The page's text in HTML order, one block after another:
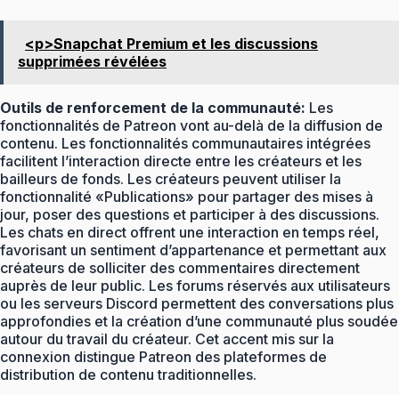
<p>Snapchat Premium et les discussions
supprimées révélées
Outils de renforcement de la communauté: Les
fonctionnalités de Patreon vont au-delà de la diffusion de
contenu. Les fonctionnalités communautaires intégrées
facilitent l’interaction directe entre les créateurs et les
bailleurs de fonds. Les créateurs peuvent utiliser la
fonctionnalité «Publications» pour partager des mises à
jour, poser des questions et participer à des discussions.
Les chats en direct offrent une interaction en temps réel,
favorisant un sentiment d’appartenance et permettant aux
créateurs de solliciter des commentaires directement
auprès de leur public. Les forums réservés aux utilisateurs
ou les serveurs Discord permettent des conversations plus
approfondies et la création d’une communauté plus soudée
autour du travail du créateur. Cet accent mis sur la
connexion distingue Patreon des plateformes de
distribution de contenu traditionnelles.